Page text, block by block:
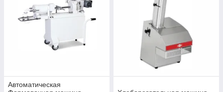
Автоматическая